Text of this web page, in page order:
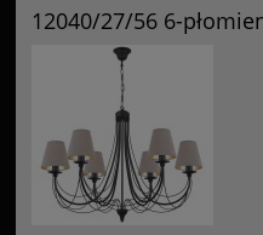
12040/27/56 6-